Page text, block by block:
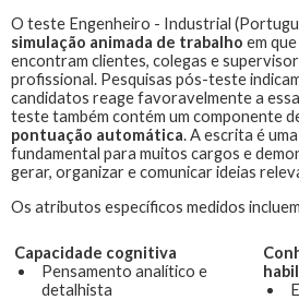
O teste Engenheiro - Industrial
simulação animada de trabalho em
encontram clientes, colegas e
profissional. Pesquisas pós-teste
candidatos reage favoravelmente a
teste também contém um componente
pontuação automática. A escrita é
fundamental para muitos cargos e
gerar, organizar e comunicar ideias
Os atributos específicos medidos
Capacidade cognitiva
Pensamento analítico e
detalhista